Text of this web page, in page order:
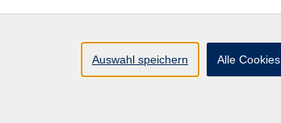
Öffnungszeiten
Auswahl speichern Alle